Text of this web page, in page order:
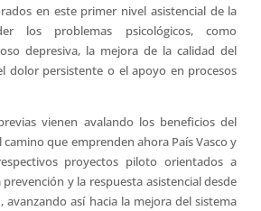
en este primer nivel asistencial de la
los problemas psicológicos, como
depresiva, la mejora de la calidad del
dolor persistente o el apoyo en procesos
vienen avalando los beneficios del
que emprenden ahora País Vasco y
proyectos piloto orientados a
prevención y la respuesta asistencial desde
avanzando así hacia la mejora del sistema